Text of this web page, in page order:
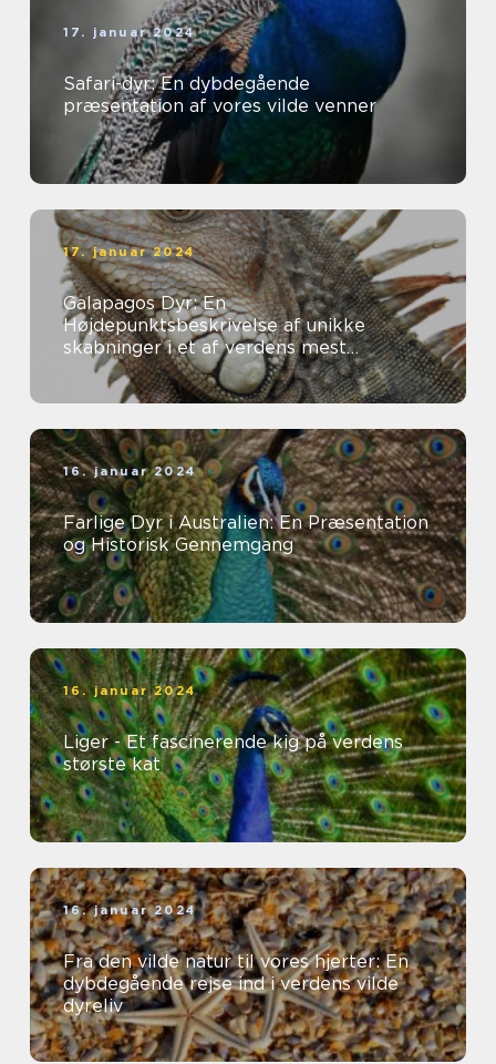
17. januar 2024
Safari-dyr: En dybdegående
præsentation af vores vilde venner
17. januar 2024
Galapagos Dyr: En
Højdepunktsbeskrivelse af unikke
skabninger i et af verdens mest
fascinerende økosystemer
16. januar 2024
Farlige Dyr i Australien: En Præsentation
og Historisk Gennemgang
16. januar 2024
Liger - Et fascinerende kig på verdens
største kat
16. januar 2024
Fra den vilde natur til vores hjerter: En
dybdegående rejse ind i verdens vilde
dyreliv